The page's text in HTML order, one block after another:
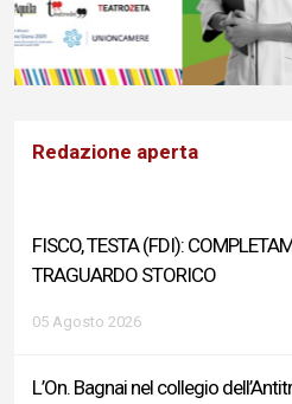
Redazione aperta
FISCO, TESTA (FDI):
TRAGUARDO STORICO
05 Agosto 2026
L’On. Bagnai nel collegio